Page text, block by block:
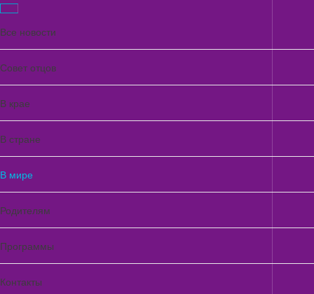
Все новости
Совет отцов
В крае
В стране
В мире
Родителям
Программы
Контакты
ФАКТЫ, СТАТЬИ, ПУБЛИКАЦИИ
Британские ученые выяснили,
в какой стране живут самые
плохие отцы
Ученые выяснили, что худшими отцами по показателю времени,
Интерсные факты о садиках